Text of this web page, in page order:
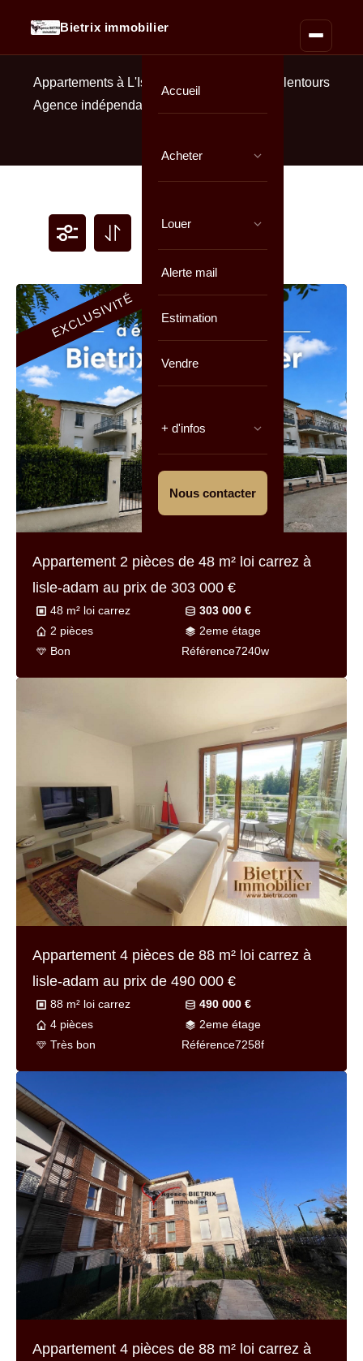
Bietrix immobilier
Accueil
Acheter
Louer
Alerte mail
Estimation
Vendre
+ d'infos
Nous contacter
Appartements à L'Isle-Adam & Parmain et alentours
Agence indépendante = honoraires réduits
EXCLUSIVITÉ
Appartement 2 pièces de 48 m² loi carrez à
lisle-adam au prix de 303 000 €
48 m² loi carrez
303 000 €
2 pièces
2eme étage
Bon
Référence7240w
Appartement 4 pièces de 88 m² loi carrez à
lisle-adam au prix de 490 000 €
88 m² loi carrez
490 000 €
4 pièces
2eme étage
Très bon
Référence7258f
Appartement 4 pièces de 88 m² loi carrez à